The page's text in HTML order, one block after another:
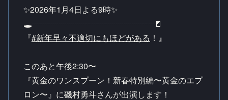
✨2026年1月4日よる9時✨
🕳️┈┈┈┈┈┈┈┈┈┈┈┈┈┈┈🚪
『#新年早々不適切にもほどがある ！』
このあと午後2:30〜
『黄金のワンスプーン！新春特別編〜黄金のエプ
ロン〜』に磯村勇斗さんが出演します！